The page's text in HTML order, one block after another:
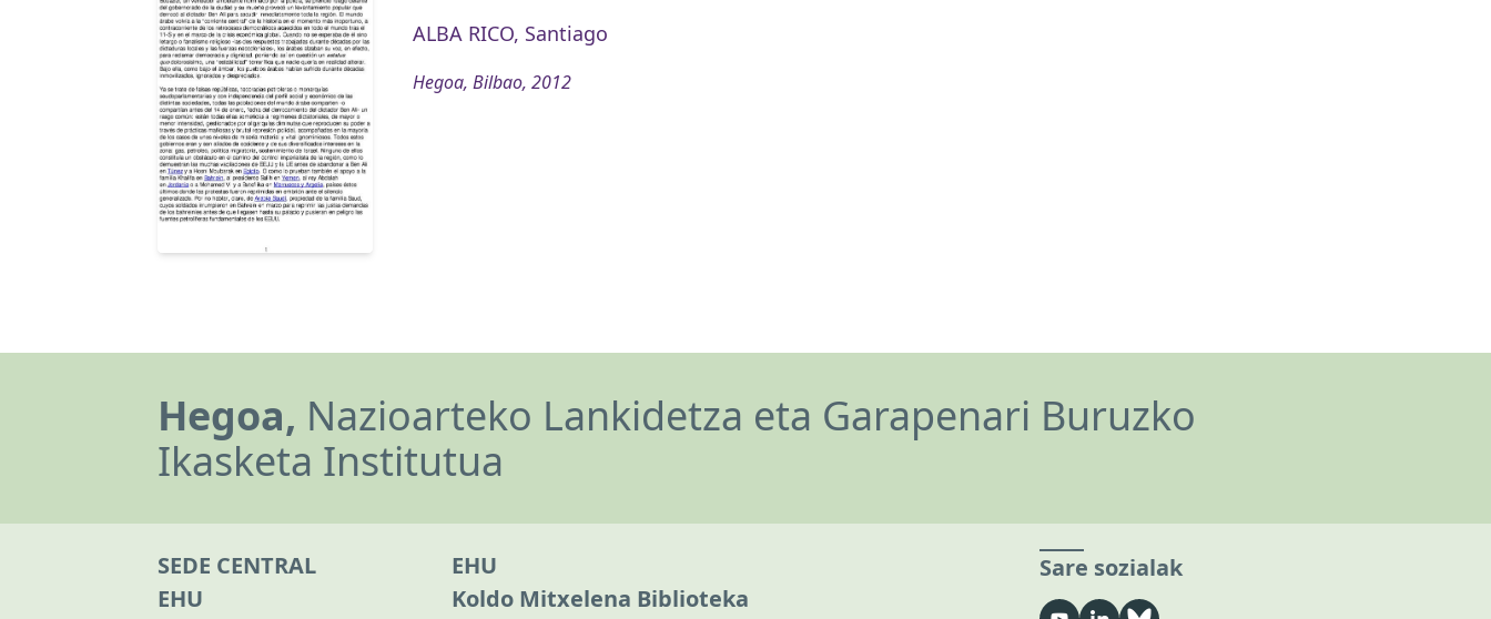
ALBA RICO, Santiago
Hegoa, Bilbao, 2012
Hegoa, Nazioarteko Lankidetza eta Garapenari Buruzko
Ikasketa Institutua
SEDE CENTRAL
EHU
EHU
Koldo Mitxelena Biblioteka
Sare sozialak